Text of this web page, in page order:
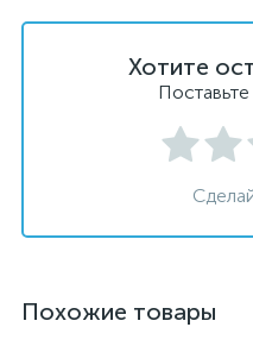
Хотите
Похожие товары